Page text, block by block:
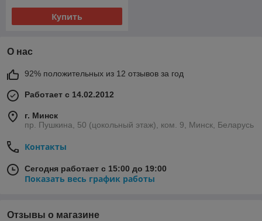
Купить
О нас
92% положительных из 12 отзывов за год
Работает с 14.02.2012
г. Минск
пр. Пушкина, 50 (цокольный этаж), ком. 9, Минск, Беларусь
Контакты
Сегодня работает с 15:00 до 19:00
Показать весь график работы
Отзывы о магазине